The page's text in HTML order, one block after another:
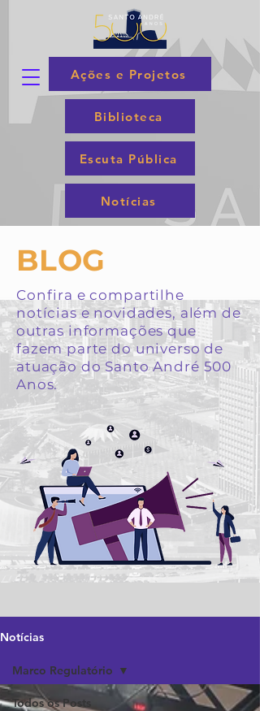
Ações e Projetos
Biblioteca
Escuta Pública
Notícias
BLOG
Confira e compartilhe
notícias e novidades, além de
outras informações que
fazem parte do universo de
atuação do Santo André 500
Anos.
Notícias
Todos os Posts
Marco Regulatório